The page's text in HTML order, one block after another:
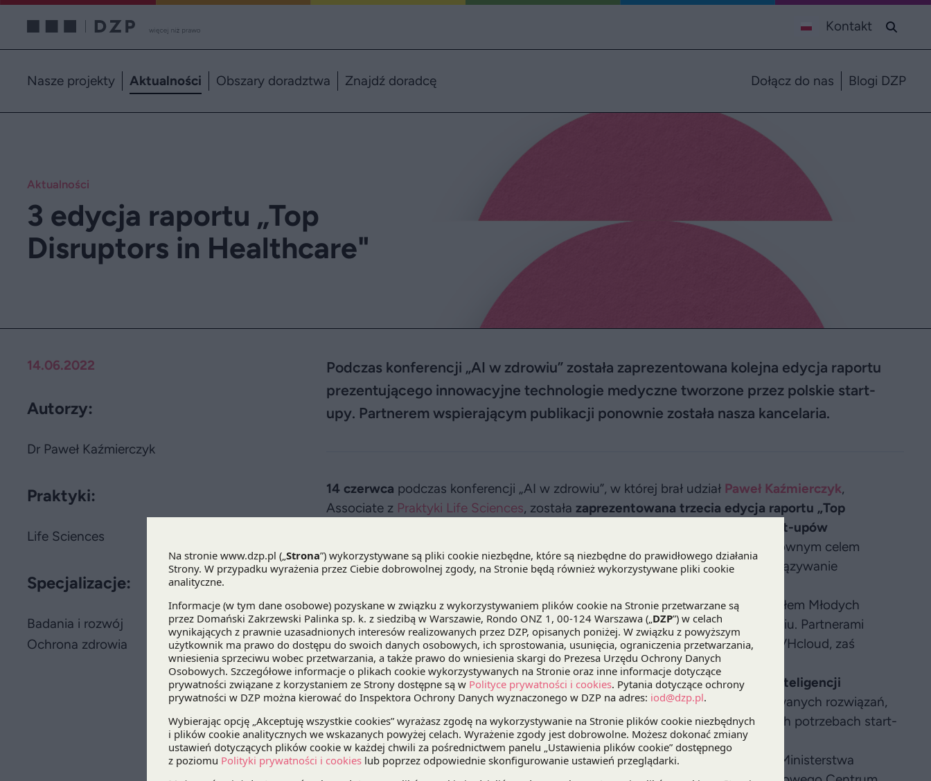
Kontakt
Nasze projekty Aktualności Obszary doradztwa Znajdź doradcę Dołącz do nas Blogi DZP
Aktualności
3 edycja raportu „Top
Disruptors in Healthcare"
14.06.2022
Autorzy:
Dr Paweł Kaźmierczyk
Praktyki:
Life Sciences
Specjalizacje:
Badania i rozwój
Ochrona zdrowia
Podczas konferencji „AI w zdrowiu” została zaprezentowana kolejna edycja raportu
prezentującego innowacyjne technologie medyczne tworzone przez polskie start-
upy. Partnerem wspierającym publikacji ponownie została nasza kancelaria.
14 czerwca podczas konferencji „AI w zdrowiu”, w której brał udział Paweł Kaźmierczyk,
Associate z Praktyki Life Sciences, zostałazaprezentowana trzecia edycja raportu „Top
144 polskich start-upów
. Głównym celem
raportu publikacji jest wspieranie ekosystemu innowacji w branży, w tym nawiązywanie
Twórcami tegorocznej edycji raportu są Polska Federacja Szpitali wraz z zespołem Młodych
Menedżerów Medycyny, Koalicja AI w zdrowiu oraz zespół ekspertów wZdrowiu. Partnerami
Głównymi raportu są AstraZeneca, PZU Zdrowie, Google for start-ups oraz OVHcloud, zaś
Partnerami Wspierającymi Kancelaria DZP oraz EIT Health.
Raport skupił się w tym roku wokółproblematyki wykorzystania sztucznej inteligencji
w sektorze ochrony zdrowia. Zawiera także pogłębione statystyki dot. oferowanych rozwiązań,
dane kontaktowe i informacje o zespołach, jak również informacje o aktualnych potrzebach start-
upów, ich barierach w rozwoju oraz planowanych ekspansjach zagranicznych.
Publikacja uzyskała patronat honorowy 10 instytucji publicznych w tym m.in. Ministerstwa